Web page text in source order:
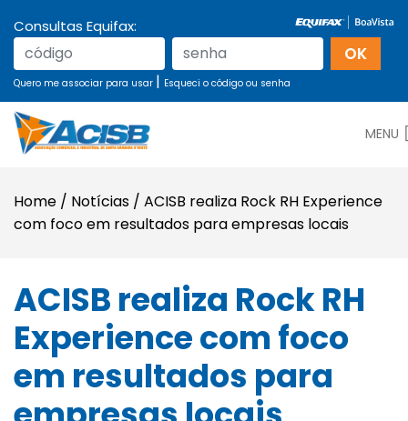
Consultas Equifax:
Quero me associar para usar | Esqueci o código ou senha
MENU
Home / Notícias / ACISB realiza Rock RH Experience
com foco em resultados para empresas locais
ACISB realiza Rock RH
Experience com foco
em resultados para